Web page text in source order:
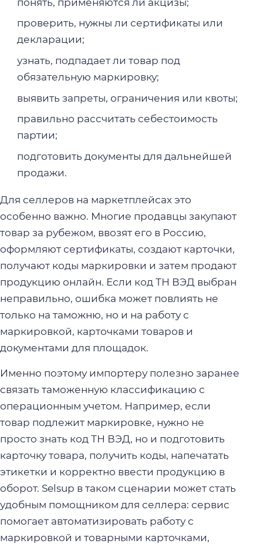
проверить, нужны ли сертификаты или
декларации;
узнать, подпадает ли товар под
обязательную маркировку;
выявить запреты, ограничения или квоты;
правильно рассчитать себестоимость
партии;
подготовить документы для дальнейшей
продажи.
Для селлеров на маркетплейсах это
особенно важно. Многие продавцы закупают
товар за рубежом, ввозят его в Россию,
оформляют сертификаты, создают карточки,
получают коды маркировки и затем продают
продукцию онлайн. Если код ТН ВЭД выбран
неправильно, ошибка может повлиять не
только на таможню, но и на работу с
маркировкой, карточками товаров и
документами для площадок.
Именно поэтому импортеру полезно заранее
связать таможенную классификацию с
операционным учетом. Например, если
товар подлежит маркировке, нужно не
просто знать код ТН ВЭД, но и подготовить
карточку товара, получить коды, напечатать
этикетки и корректно ввести продукцию в
оборот. Selsup в таком сценарии может стать
удобным помощником для селлера: сервис
помогает автоматизировать работу с
маркировкой и товарными карточками,